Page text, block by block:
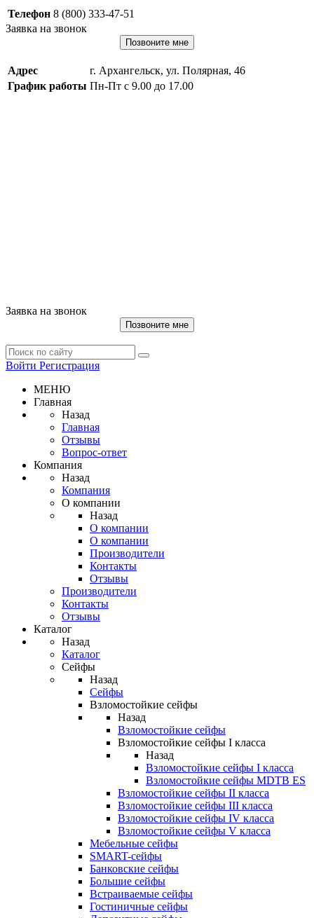
Телефон 8 (800) 333-47-51
Заявка на звонок
Позвоните мне
Адрес
г. Архангельск, ул. Полярная, 46
График работы Пн-Пт с 9.00 до 17.00
Заявка на звонок
Позвоните мне
Войти Регистрация
МЕНЮ
Главная
Назад
Главная
Отзывы
Вопрос-ответ
Компания
Назад
Компания
О компании
Назад
О компании
О компании
Производители
Контакты
Отзывы
Производители
Контакты
Отзывы
Каталог
Назад
Каталог
Сейфы
Назад
Сейфы
Взломостойкие сейфы
Назад
Взломостойкие сейфы
Взломостойкие сейфы I класса
Назад
Взломостойкие сейфы I класса
Взломостойкие сейфы MDTB ES
Взломостойкие сейфы II класса
Взломостойкие сейфы III класса
Взломостойкие сейфы IV класса
Взломостойкие сейфы V класса
Мебельные сейфы
SMART-сейфы
Банковские сейфы
Большие сейфы
Встраиваемые сейфы
Гостиничные сейфы